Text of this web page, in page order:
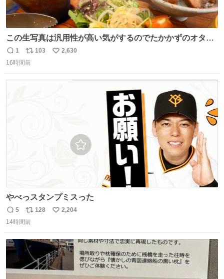
この生写真は汎用性が高い気がするのでたかかずのオタク
は絶対買った方が良いw
返
信
1
リ
ポ
103
い
2,630
16時間前
やべっスタンプミスった
返
信
5
リ
ポ
ト
数
128
い
数
2,204
14時間前